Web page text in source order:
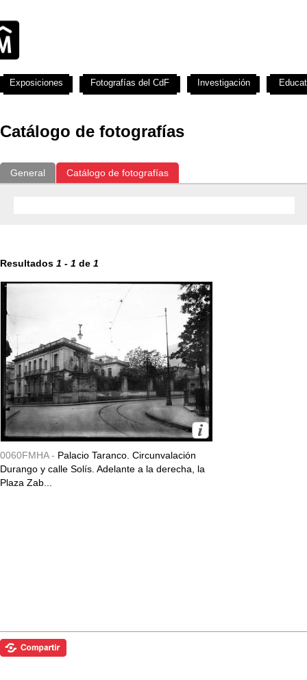
Catálogo de fotografías
General Catálogo de fotografías
Resultados 1 - 1 de 1
0060FMHA - Palacio Taranco. Circunvalación
Durango y calle Solís. Adelante a la derecha, la
Plaza Zab...
Exposiciones Fotografías del CdF Investigación